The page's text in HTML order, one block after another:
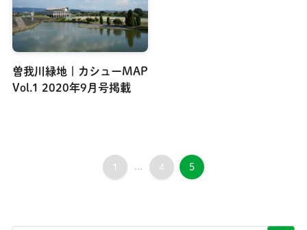
曽我川緑地 | カシューMAP
Vol.1 2020年9月号掲載
1 ... 4 5